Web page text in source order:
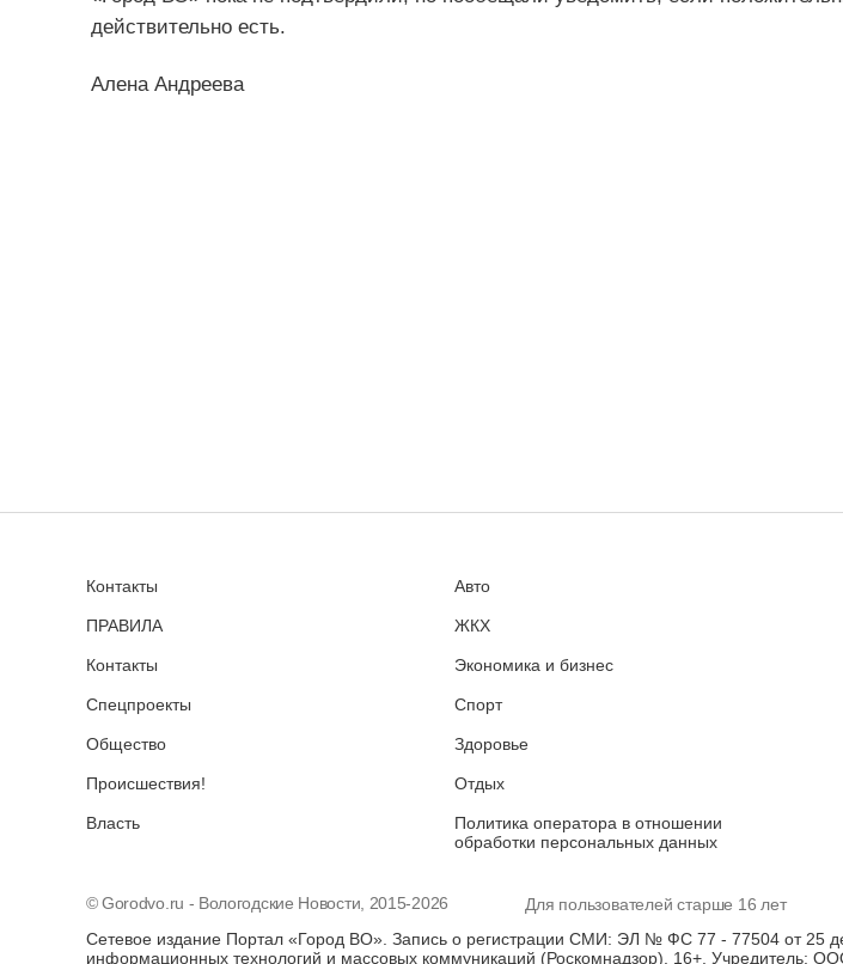
действительно есть.
Алена Андреева
Контакты
ПРАВИЛА
Контакты
Спецпроекты
Общество
Происшествия!
Власть
Авто
ЖКХ
Экономика и бизнес
Спорт
Здоровье
Отдых
Политика оператора в отношении
обработки персональных данных
© Gorodvo.ru - Вологодские Новости, 2015-2026
Для пользователей старше 16 лет
Сетевое издание Портал «Город ВО». Запись о регистрации СМИ: ЭЛ № ФС 77 - 77504 от 25
информационных технологий и массовых коммуникаций (Роскомнадзор). 16+. Учредитель: